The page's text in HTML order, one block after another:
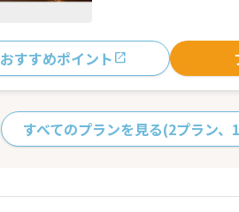
おすすめポイント
すべてのプランを見る(2プラン、